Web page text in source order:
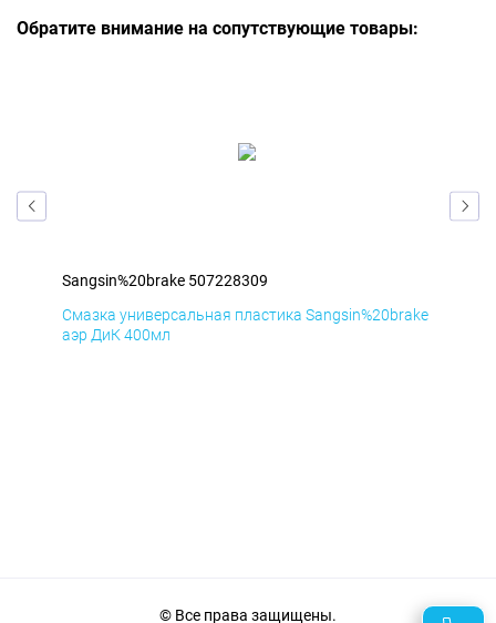
Обратите внимание на сопутствующие товары:
Sangsin%20brake 507228309
Смазка универсальная пластика Sangsin%20brake
аэр ДиК 400мл
© Все права защищены.